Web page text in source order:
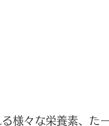
様々な栄養素、た